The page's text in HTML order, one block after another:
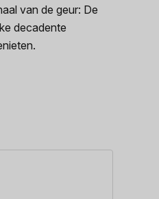
van de geur: De
decadente